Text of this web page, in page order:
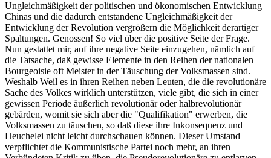
Ungleichmäßigkeit der politischen und ökonomischen Entwicklung
Chinas und die dadurch entstandene Ungleichmäßigkeit der
Entwicklung der Revolution vergrößern die Möglichkeit derartiger
Spaltungen. Genossen! So viel über die positive Seite der Frage.
Nun gestattet mir, auf ihre negative Seite einzugehen, nämlich auf
die Tatsache, daß gewisse Elemente in den Reihen der nationalen
Bourgeoisie oft Meister in der Täuschung der Volksmassen sind.
Weshalb Weil es in ihren Reihen neben Leuten, die die revolutionäre
Sache des Volkes wirklich unterstützen, viele gibt, die sich in einer
gewissen Periode äußerlich revolutionär oder halbrevolutionär
gebärden, womit sie sich aber die "Qualifikation" erwerben, die
Volksmassen zu täuschen, so daß diese ihre Inkonsequenz und
Heuchelei nicht leicht durchschauen können. Dieser Umstand
verpflichtet die Kommunistische Partei noch mehr, an ihren